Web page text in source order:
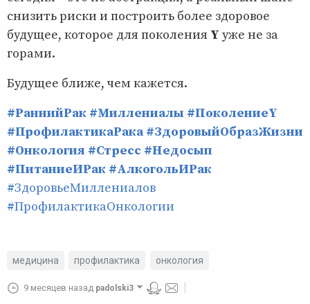
снизить риски и построить более здоровое
будущее, которое для поколения Y уже не за
горами.
Будущее ближе, чем кажется.
#РаннийРак #Миллениалы #ПоколениеY
#ПрофилактикаРака #ЗдоровыйОбразЖизни
#Онкология #Стресс #Недосып
#ПитаниеИРак #АлкогольИРак
#ЗдоровьеМиллениалов
#ПрофилактикаОнкологии
медицина профилактика онкология
9 месяцев назад padolski3